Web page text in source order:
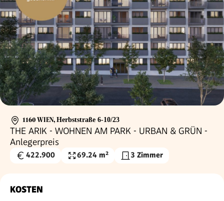
1160 WIEN, Herbststraße 6-10/23
THE ARIK - WOHNEN AM PARK - URBAN & GRÜN -
Anlegerpreis
Kaufpreis
422.900
Wohnfläche
69.24 m² 3 Zimmer
KOSTEN